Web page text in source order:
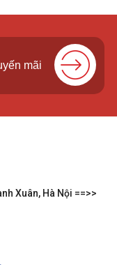
có thể liên kết
sở hữu Nintendo
Xuân, Hà Nội ==>>